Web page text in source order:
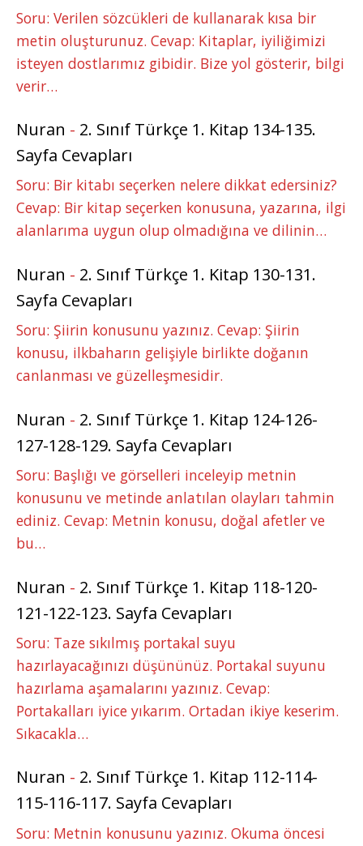
Soru: Verilen sözcükleri de kullanarak kısa bir
metin oluşturunuz. Cevap: Kitaplar, iyiliğimizi
isteyen dostlarımız gibidir. Bize yol gösterir, bilgi
verir…
Nuran - 2. Sınıf Türkçe 1. Kitap 134-135.
Sayfa Cevapları
Soru: Bir kitabı seçerken nelere dikkat edersiniz?
Cevap: Bir kitap seçerken konusuna, yazarına, ilgi
alanlarıma uygun olup olmadığına ve dilinin…
Nuran - 2. Sınıf Türkçe 1. Kitap 130-131.
Sayfa Cevapları
Soru: Şiirin konusunu yazınız. Cevap: Şiirin
konusu, ilkbaharın gelişiyle birlikte doğanın
canlanması ve güzelleşmesidir.
Nuran - 2. Sınıf Türkçe 1. Kitap 124-126-
127-128-129. Sayfa Cevapları
Soru: Başlığı ve görselleri inceleyip metnin
konusunu ve metinde anlatılan olayları tahmin
ediniz. Cevap: Metnin konusu, doğal afetler ve
bu…
Nuran - 2. Sınıf Türkçe 1. Kitap 118-120-
121-122-123. Sayfa Cevapları
Soru: Taze sıkılmış portakal suyu
hazırlayacağınızı düşününüz. Portakal suyunu
hazırlama aşamalarını yazınız. Cevap:
Portakalları iyice yıkarım. Ortadan ikiye keserim.
Sıkacakla…
Nuran - 2. Sınıf Türkçe 1. Kitap 112-114-
115-116-117. Sayfa Cevapları
Soru: Metnin konusunu yazınız. Okuma öncesi